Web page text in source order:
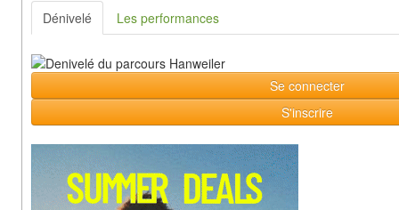
Dénivelé Les performances
Se connecter
S'inscrire